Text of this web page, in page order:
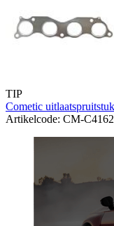
TIP
Cometic
Artikelcode: CM-